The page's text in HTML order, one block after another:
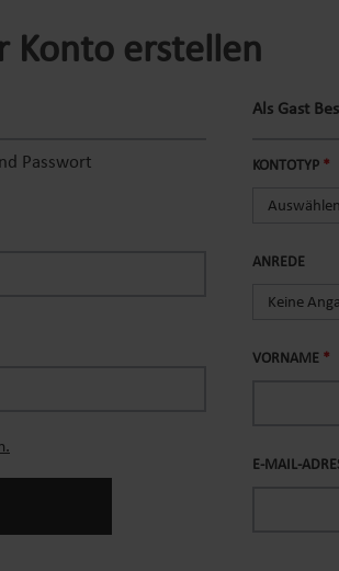
Konto erstellen
Passwort
Als Gast
KONTOTYP *
ANREDE
VORNAME *
E-MAIL-